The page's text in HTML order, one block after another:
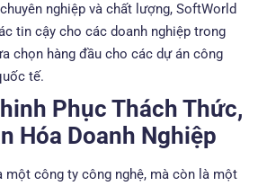
nghiệp và chất lượng, SoftWorld
tin cậy cho các doanh nghiệp trong
chọn hàng đầu cho các dự án công
tế.
Phục Thách Thức,
Hóa Doanh Nghiệp
một công ty công nghệ, mà còn là một